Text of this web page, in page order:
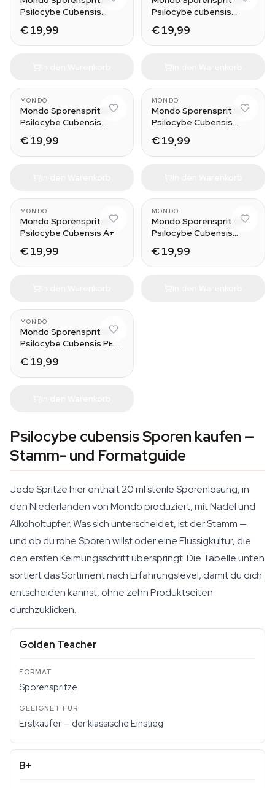
Psilocybe Cubensis
€ 19,99
Psilocybe cubensis
€ 19,99
MONDO
Mondo Sporenspritze
Psilocybe Cubensis
€ 19,99
MONDO
Mondo Sporenspritze
Psilocybe Cubensis
€ 19,99
MONDO
Mondo Sporenspritze
Psilocybe Cubensis A+
€ 19,99
MONDO
Mondo Sporenspritze
Psilocybe Cubensis
€ 19,99
MONDO
Mondo Sporenspritze
Psilocybe Cubensis PES
€ 19,99
Psilocybe cubensis Sporen kaufen —
Stamm- und Formatguide
Jede Spritze hier enthält 20 ml sterile Sporenlösung, in
den Niederlanden von Mondo produziert, mit Nadel und
Alkoholtupfer. Was sich unterscheidet, ist der Stamm —
und ob du rohe Sporen willst oder eine Flüssigkultur, die
den ersten Keimungsschritt überspringt. Die Tabelle unten
sortiert das Sortiment nach Erfahrungslevel, damit du dich
entscheiden kannst, ohne zehn Produktseiten
durchzuklicken.
Golden Teacher
Sporenspritze
Erstkäufer — der klassische Einstieg
B+